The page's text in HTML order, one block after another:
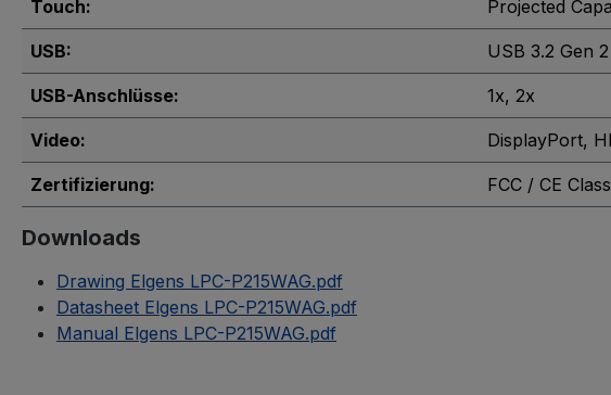
Touch: Projected
USB: USB 3.2 Gen 2
USB-Anschlüsse: 1x, 2x
Video: DisplayPort,
Zertifizierung: FCC / CE
Downloads
Drawing Elgens LPC-P215WAG.pdf
Datasheet Elgens LPC-P215WAG.pdf
Manual Elgens LPC-P215WAG.pdf